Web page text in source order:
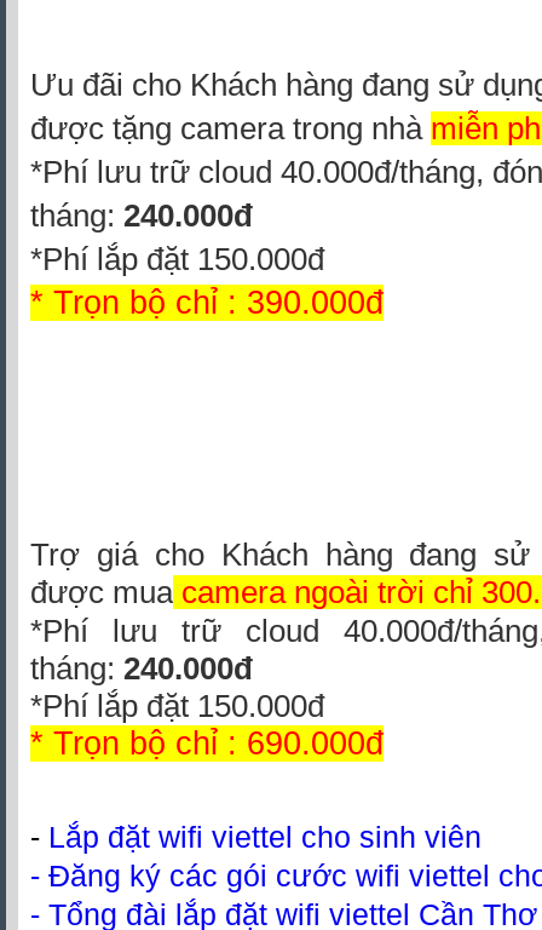
Ưu đãi cho Khách hàng đang sử
được tặng camera trong nhà miễn
*Phí lưu trữ cloud 40.000đ/tháng,
tháng: 240.000đ
*Phí lắp đặt 150.000đ
* Trọn bộ chỉ : 390.000đ
Trợ giá cho Khách hàng đang sử
được mua camera ngoài trời chỉ
*Phí lưu trữ cloud 40.000đ/
tháng: 240.000đ
*Phí lắp đặt 150.000đ
* Trọn bộ chỉ : 690.000đ
- Lắp đặt wifi viettel cho sinh viên
- Đăng ký các gói cước wifi viettel
- Tổng đài lắp đặt wifi viettel Cần